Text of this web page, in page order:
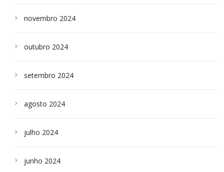
novembro 2024
outubro 2024
setembro 2024
agosto 2024
julho 2024
junho 2024